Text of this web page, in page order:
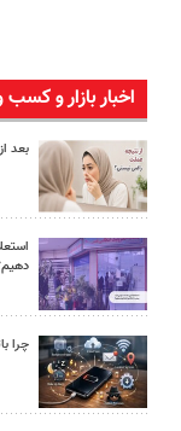
اخبار بازار و کسب
بعد
چرا